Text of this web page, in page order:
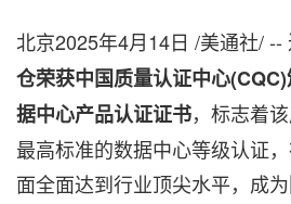
北京2025年4月14日 /美通社/ --
仓荣获中国质量认证中心
据中心产品认证证书，标志着
最高标准的数据中心等级认证
面全面达到行业顶尖水平，成为